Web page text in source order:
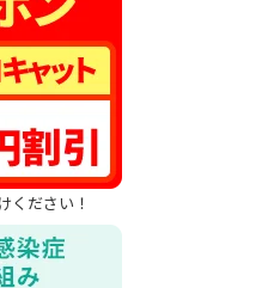
ください！